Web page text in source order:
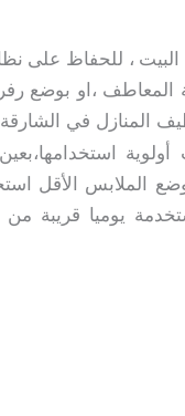
، للحفاظ على
،او بوضع
المنازل في الشارقة
استخدامها،بعين
الملابس الأقل
يوميا قريبة من